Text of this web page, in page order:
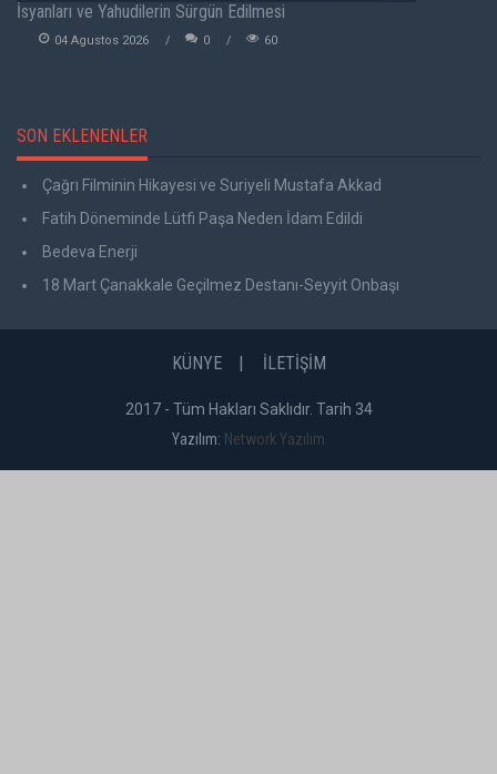
İsyanları ve Yahudilerin Sürgün Edilmesi
04 Agustos 2026 0 60
SON EKLENENLER
Çağrı Filminin Hikayesi ve Suriyeli Mustafa Akkad
Fatih Döneminde Lütfi Paşa Neden İdam Edildi
Bedeva Enerji
18 Mart Çanakkale Geçilmez Destanı-Seyyit Onbaşı
KÜNYE İLETİŞİM
2017 - Tüm Hakları Saklıdır. Tarih 34
Yazılım: Network Yazılım